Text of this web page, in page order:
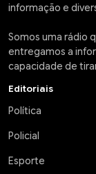
informação e
Somos uma rádio
entregamos a
capacidade de
Editoriais
Política
Policial
Esporte